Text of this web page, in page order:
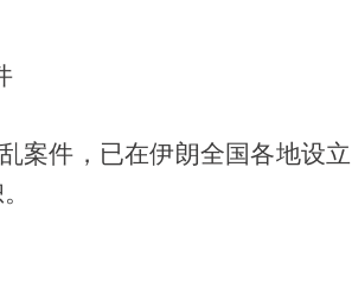
案件，已在伊朗全国各地设立